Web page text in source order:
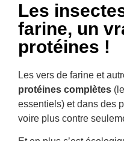
Les
farine, un
protéines !
Les vers de farine et
protéines complètes
essentiels) et dans des
voire plus contre